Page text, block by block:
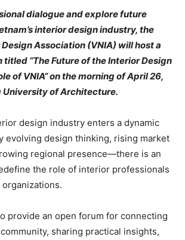
dialogue and explore future
interior design industry, the
Association (VNIA) will host a
titled “The Future of the Interior Design
of VNIA” on the morning of April 26,
University of Architecture.
design industry enters a dynamic
evolving design thinking, rising market
regional presence—there is an
the role of interior professionals
provide an open forum for connecting
sharing practical insights,